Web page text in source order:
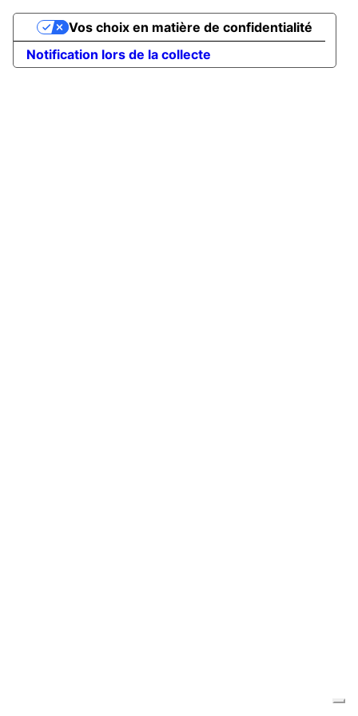
Notification lors de la collecte
Vos choix en matière de confidentialité